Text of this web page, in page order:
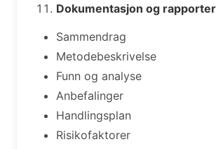
Dokumentasjon og
Sammendrag
Metodebeskrivelse
Funn og analyse
Anbefalinger
Handlingsplan
Risikofaktorer